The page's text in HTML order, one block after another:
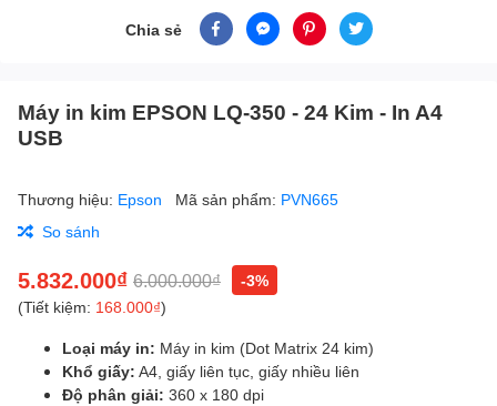
Chia sẻ
Máy in kim EPSON LQ-350 - 24 Kim - In A4
USB
Thương hiệu: Epson Mã sản phẩm: PVN665
So sánh
5.832.000₫ 6.000.000₫
-3%
(Tiết kiệm: 168.000₫)
Loại máy in: Máy in kim (Dot Matrix 24 kim)
Khổ giấy: A4, giấy liên tục, giấy nhiều liên
Độ phân giải: 360 x 180 dpi